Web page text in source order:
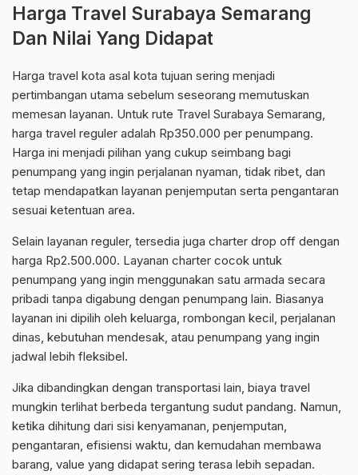
Harga Travel Surabaya Semarang
Dan Nilai Yang Didapat
Harga travel kota asal kota tujuan sering menjadi
pertimbangan utama sebelum seseorang memutuskan
memesan layanan. Untuk rute Travel Surabaya Semarang,
harga travel reguler adalah Rp350.000 per penumpang.
Harga ini menjadi pilihan yang cukup seimbang bagi
penumpang yang ingin perjalanan nyaman, tidak ribet, dan
tetap mendapatkan layanan penjemputan serta pengantaran
sesuai ketentuan area.
Selain layanan reguler, tersedia juga charter drop off dengan
harga Rp2.500.000. Layanan charter cocok untuk
penumpang yang ingin menggunakan satu armada secara
pribadi tanpa digabung dengan penumpang lain. Biasanya
layanan ini dipilih oleh keluarga, rombongan kecil, perjalanan
dinas, kebutuhan mendesak, atau penumpang yang ingin
jadwal lebih fleksibel.
Jika dibandingkan dengan transportasi lain, biaya travel
mungkin terlihat berbeda tergantung sudut pandang. Namun,
ketika dihitung dari sisi kenyamanan, penjemputan,
pengantaran, efisiensi waktu, dan kemudahan membawa
barang, value yang didapat sering terasa lebih sepadan.